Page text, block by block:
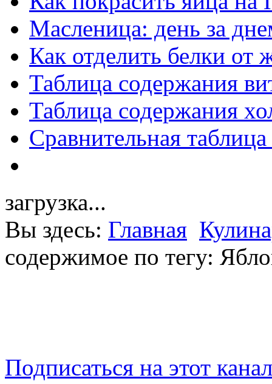
Масленица: день за
Как отделить белки от
Таблица содержания
Таблица содержания
Сравнительная
загрузка...
Вы здесь: Главная
содержимое по тегу:
Подписаться на этот